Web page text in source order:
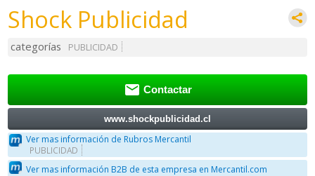
Shock Publicidad
categorías PUBLICIDAD
 Contactar
www.shockpublicidad.cl
Ver mas información de Rubros Mercantil
PUBLICIDAD
Ver mas información B2B de esta empresa en Mercantil.com